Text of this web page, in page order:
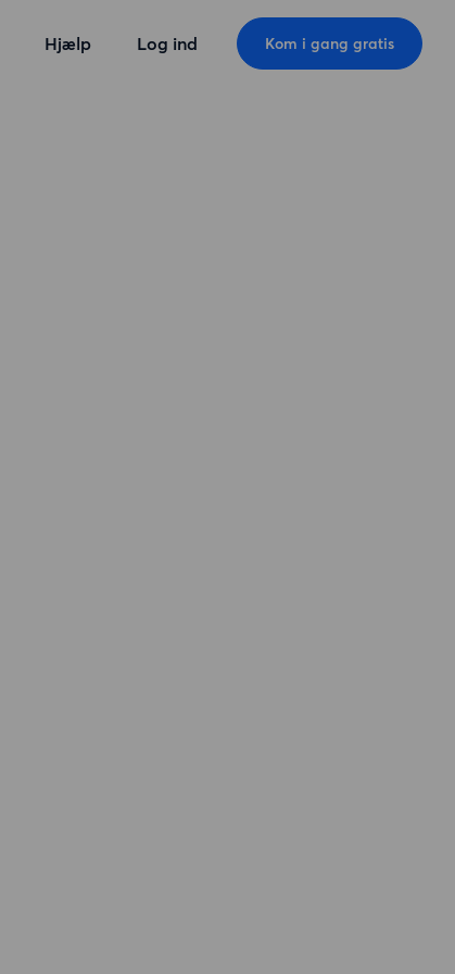
Hjælp Log ind Kom i gang gratis